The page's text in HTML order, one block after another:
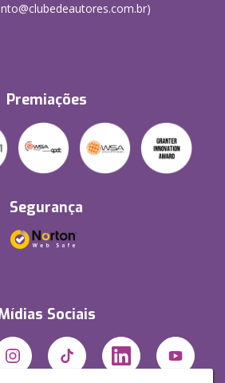
Premiações
Segurança
Sociais